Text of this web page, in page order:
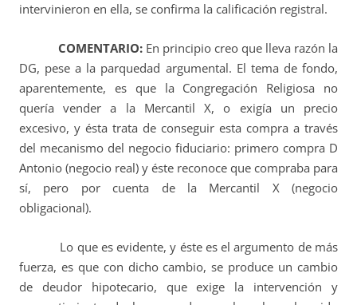
intervinieron en ella, se confirma la calificación registral.
COMENTARIO:En principio creo que lleva razón la
DG, pese a la parquedad argumental. El tema de fondo,
aparentemente, es que la Congregación Religiosa no
quería vender a la Mercantil X, o exigía un precio
excesivo, y ésta trata de conseguir esta compra a través
del mecanismo del negocio fiduciario: primero compra D
Antonio (negocio real) y éste reconoce que compraba para
sí, pero por cuenta de la Mercantil X (negocio
obligacional).
Lo que es evidente, y éste es el argumento de más
fuerza, es que con dicho cambio, se produce un cambio
de deudor hipotecario, que exige la intervención y